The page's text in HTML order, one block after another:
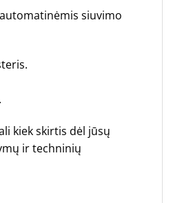
siuvimo
kiek skirtis dėl jūsų
ir techninių